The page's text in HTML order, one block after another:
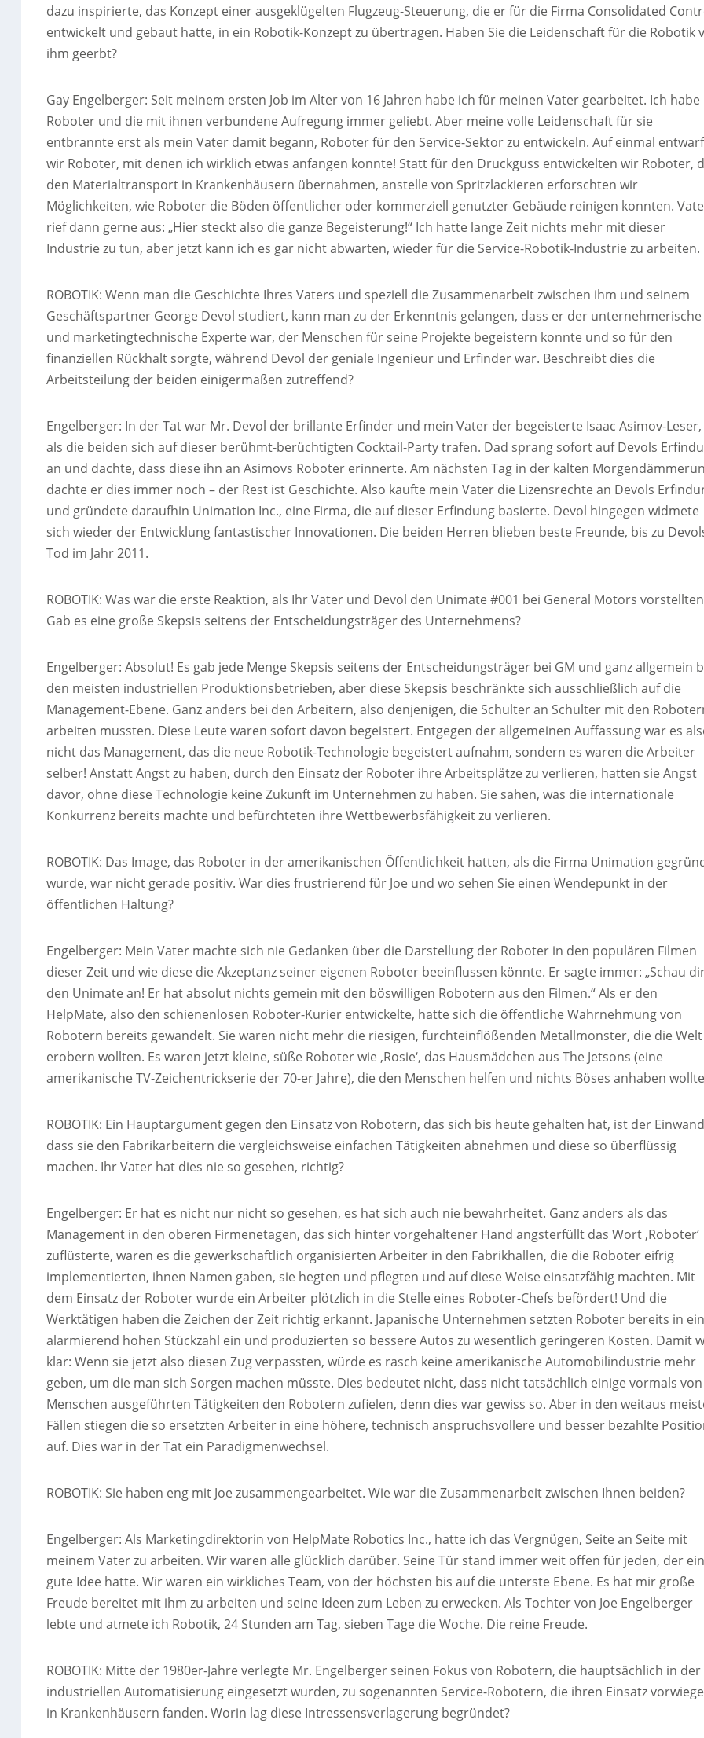
dazu inspirierte, das Konzept einer ausgeklügelten Flugzeug-Steuerung, die er für die Firma Consolidated
entwickelt und gebaut hatte, in ein Robotik-Konzept zu übertragen. Haben Sie die Leidenschaft für die Robotik
ihm geerbt?
Gay Engelberger: Seit meinem ersten Job im Alter von 16 Jahren habe ich für meinen Vater gearbeitet. Ich habe
Roboter und die mit ihnen verbundene Aufregung immer geliebt. Aber meine volle Leidenschaft für sie
entbrannte erst als mein Vater damit begann, Roboter für den Service-Sektor zu entwickeln. Auf einmal
wir Roboter, mit denen ich wirklich etwas anfangen konnte! Statt für den Druckguss entwickelten wir Roboter,
den Materialtransport in Krankenhäusern übernahmen, anstelle von Spritzlackieren erforschten wir
Möglichkeiten, wie Roboter die Böden öffentlicher oder kommerziell genutzter Gebäude reinigen konnten.
rief dann gerne aus: „Hier steckt also die ganze Begeisterung!“ Ich hatte lange Zeit nichts mehr mit dieser
Industrie zu tun, aber jetzt kann ich es gar nicht abwarten, wieder für die Service-Robotik-Industrie zu arbeiten.
ROBOTIK: Wenn man die Geschichte Ihres Vaters und speziell die Zusammenarbeit zwischen ihm und seinem
Geschäftspartner George Devol studiert, kann man zu der Erkenntnis gelangen, dass er der unternehmerische
und marketingtechnische Experte war, der Menschen für seine Projekte begeistern konnte und so für den
finanziellen Rückhalt sorgte, während Devol der geniale Ingenieur und Erfinder war. Beschreibt dies die
Arbeitsteilung der beiden einigermaßen zutreffend?
Engelberger: In der Tat war Mr. Devol der brillante Erfinder und mein Vater der begeisterte Isaac Asimov-Leser,
als die beiden sich auf dieser berühmt-berüchtigten Cocktail-Party trafen. Dad sprang sofort auf Devols
an und dachte, dass diese ihn an Asimovs Roboter erinnerte. Am nächsten Tag in der kalten
dachte er dies immer noch – der Rest ist Geschichte. Also kaufte mein Vater die Lizensrechte an Devols
und gründete daraufhin Unimation Inc., eine Firma, die auf dieser Erfindung basierte. Devol hingegen widmete
sich wieder der Entwicklung fantastischer Innovationen. Die beiden Herren blieben beste Freunde, bis zu
Tod im Jahr 2011.
ROBOTIK: Was war die erste Reaktion, als Ihr Vater und Devol den Unimate #001 bei General Motors
Gab es eine große Skepsis seitens der Entscheidungsträger des Unternehmens?
Engelberger: Absolut! Es gab jede Menge Skepsis seitens der Entscheidungsträger bei GM und ganz allgemein
den meisten industriellen Produktionsbetrieben, aber diese Skepsis beschränkte sich ausschließlich auf die
Management-Ebene. Ganz anders bei den Arbeitern, also denjenigen, die Schulter an Schulter mit den
arbeiten mussten. Diese Leute waren sofort davon begeistert. Entgegen der allgemeinen Auffassung war es
nicht das Management, das die neue Robotik-Technologie begeistert aufnahm, sondern es waren die Arbeiter
selber! Anstatt Angst zu haben, durch den Einsatz der Roboter ihre Arbeitsplätze zu verlieren, hatten sie Angst
davor, ohne diese Technologie keine Zukunft im Unternehmen zu haben. Sie sahen, was die internationale
Konkurrenz bereits machte und befürchteten ihre Wettbewerbsfähigkeit zu verlieren.
ROBOTIK: Das Image, das Roboter in der amerikanischen Öffentlichkeit hatten, als die Firma Unimation
wurde, war nicht gerade positiv. War dies frustrierend für Joe und wo sehen Sie einen Wendepunkt in der
öffentlichen Haltung?
Engelberger: Mein Vater machte sich nie Gedanken über die Darstellung der Roboter in den populären Filmen
dieser Zeit und wie diese die Akzeptanz seiner eigenen Roboter beeinflussen könnte. Er sagte immer: „Schau
den Unimate an! Er hat absolut nichts gemein mit den böswilligen Robotern aus den Filmen.“ Als er den
HelpMate, also den schienenlosen Roboter-Kurier entwickelte, hatte sich die öffentliche Wahrnehmung von
Robotern bereits gewandelt. Sie waren nicht mehr die riesigen, furchteinflößenden Metallmonster, die die Welt
erobern wollten. Es waren jetzt kleine, süße Roboter wie ‚Rosie‘, das Hausmädchen aus The Jetsons (eine
amerikanische TV-Zeichentrickserie der 70-er Jahre), die den Menschen helfen und nichts Böses anhaben
ROBOTIK: Ein Hauptargument gegen den Einsatz von Robotern, das sich bis heute gehalten hat, ist der
dass sie den Fabrikarbeitern die vergleichsweise einfachen Tätigkeiten abnehmen und diese so überflüssig
machen. Ihr Vater hat dies nie so gesehen, richtig?
Engelberger: Er hat es nicht nur nicht so gesehen, es hat sich auch nie bewahrheitet. Ganz anders als das
Management in den oberen Firmenetagen, das sich hinter vorgehaltener Hand angsterfüllt das Wort ‚Roboter‘
zuflüsterte, waren es die gewerkschaftlich organisierten Arbeiter in den Fabrikhallen, die die Roboter eifrig
implementierten, ihnen Namen gaben, sie hegten und pflegten und auf diese Weise einsatzfähig machten. Mit
dem Einsatz der Roboter wurde ein Arbeiter plötzlich in die Stelle eines Roboter-Chefs befördert! Und die
Werktätigen haben die Zeichen der Zeit richtig erkannt. Japanische Unternehmen setzten Roboter bereits in
alarmierend hohen Stückzahl ein und produzierten so bessere Autos zu wesentlich geringeren Kosten. Damit
klar: Wenn sie jetzt also diesen Zug verpassten, würde es rasch keine amerikanische Automobilindustrie mehr
geben, um die man sich Sorgen machen müsste. Dies bedeutet nicht, dass nicht tatsächlich einige vormals von
Menschen ausgeführten Tätigkeiten den Robotern zufielen, denn dies war gewiss so. Aber in den weitaus
Fällen stiegen die so ersetzten Arbeiter in eine höhere, technisch anspruchsvollere und besser bezahlte
auf. Dies war in der Tat ein Paradigmenwechsel.
ROBOTIK: Sie haben eng mit Joe zusammengearbeitet. Wie war die Zusammenarbeit zwischen Ihnen beiden?
Engelberger: Als Marketingdirektorin von HelpMate Robotics Inc., hatte ich das Vergnügen, Seite an Seite mit
meinem Vater zu arbeiten. Wir waren alle glücklich darüber. Seine Tür stand immer weit offen für jeden, der
gute Idee hatte. Wir waren ein wirkliches Team, von der höchsten bis auf die unterste Ebene. Es hat mir große
Freude bereitet mit ihm zu arbeiten und seine Ideen zum Leben zu erwecken. Als Tochter von Joe Engelberger
lebte und atmete ich Robotik, 24 Stunden am Tag, sieben Tage die Woche. Die reine Freude.
ROBOTIK: Mitte der 1980er-Jahre verlegte Mr. Engelberger seinen Fokus von Robotern, die hauptsächlich in der
industriellen Automatisierung eingesetzt wurden, zu sogenannten Service-Robotern, die ihren Einsatz
in Krankenhäusern fanden. Worin lag diese Intressensverlagerung begründet?